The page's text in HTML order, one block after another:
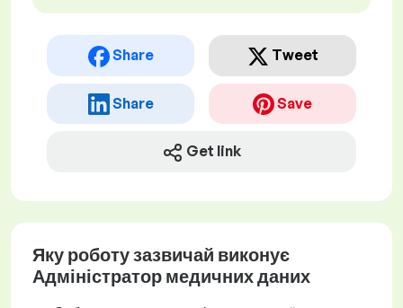
Share Tweet
Share Save
Get link
Яку роботу зазвичай виконує
Адміністратор медичних даних